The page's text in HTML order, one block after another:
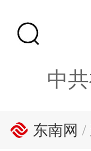
中
东南网 /